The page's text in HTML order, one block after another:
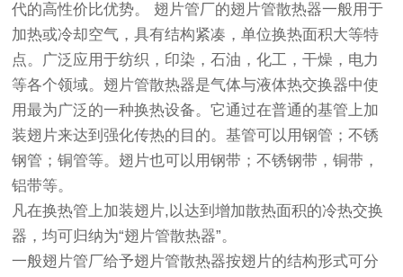
代的高性价比优势。 翅片管厂的翅片管散热器一般用于
加热或冷却空气，具有结构紧凑，单位换热面积大等特
点。广泛应用于纺织，印染，石油，化工，干燥，电力
等各个领域。翅片管散热器是气体与液体热交换器中使
用最为广泛的一种换热设备。它通过在普通的基管上加
装翅片来达到强化传热的目的。基管可以用钢管；不锈
钢管；铜管等。翅片也可以用钢带；不锈钢带，铜带，
铝带等。
凡在换热管上加装翅片,以达到增加散热面积的冷热交换
器，均可归纳为“翅片管散热器”。
一般翅片管厂给予翅片管散热器按翅片的结构形式可分